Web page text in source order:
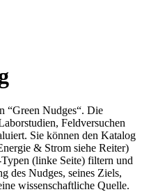
“Green Nudges“. Die
Feldversuchen
Sie können den Katalog
& Strom siehe Reiter)
(linke Seite) filtern und
des Nudges, seines Ziels,
wissenschaftliche Quelle.